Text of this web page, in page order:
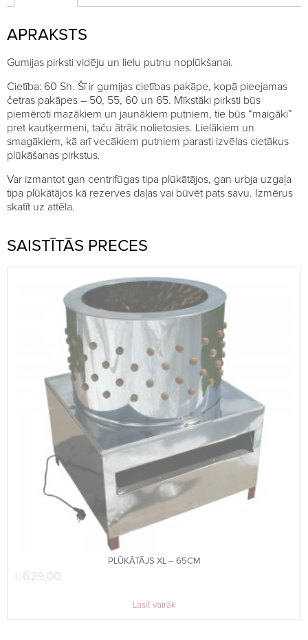
APRAKSTS
Gumijas pirksti vidēju un lielu putnu noplūkšanai.
Cietība: 60 Sh. Šī ir gumijas cietības pakāpe, kopā pieejamas
četras pakāpes – 50, 55, 60 un 65. Mīkstāki pirksti būs
piemēroti mazākiem un jaunākiem putniem, tie būs “maigāki”
pret kautķermeni, taču ātrāk nolietosies. Lielākiem un
smagākiem, kā arī vecākiem putniem parasti izvēlas cietākus
plūkāšanas pirkstus.
Var izmantot gan centrifūgas tipa plūkātājos, gan urbja uzgaļa
tipa plūkātājos kā rezerves daļas vai būvēt pats savu. Izmērus
skatīt uz attēla.
SAISTĪTĀS PRECES
PLŪKĀTĀJS XL – 65CM
€629,00
Lasīt vairāk